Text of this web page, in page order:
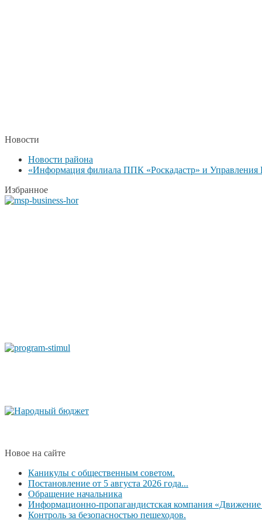
Новости
Новости района
«Информация филиала ППК «Роскадастр» и Управления
Избранное
Новое на сайте
Каникулы с общественным советом.
Постановление от 5 августа 2026 года...
Обращение начальника
Информационно-пропагандистская компания «Движение
Контроль за безопасностью пешеходов.